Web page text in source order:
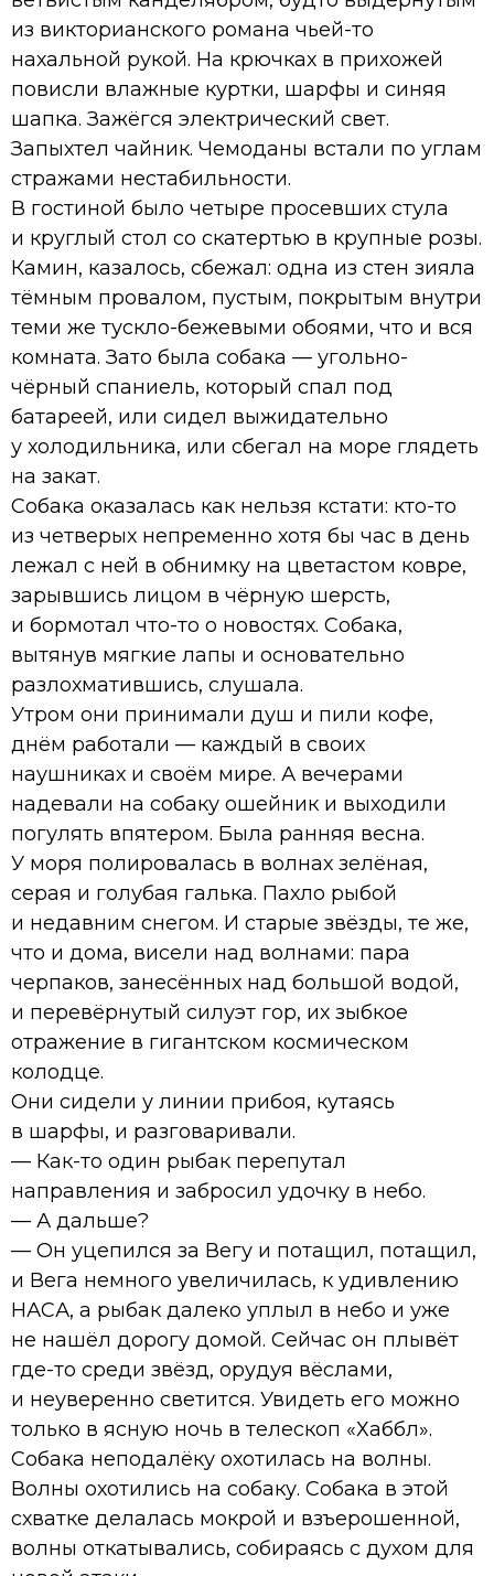
из викторианского романа чьей-то
нахальной рукой. На крючках в прихожей
повисли влажные куртки, шарфы и синяя
шапка. Зажёгся электрический свет.
Запыхтел чайник. Чемоданы встали по углам
стражами нестабильности.
В гостиной было четыре просевших стула
и круглый стол со скатертью в крупные розы.
Камин, казалось, сбежал: одна из стен зияла
тёмным провалом, пустым, покрытым внутри
теми же тускло-бежевыми обоями, что и вся
комната. Зато была собака — угольно-
чёрный спаниель, который спал под
батареей, или сидел выжидательно
у холодильника, или сбегал на море глядеть
на закат.
Собака оказалась как нельзя кстати: кто-то
из четверых непременно хотя бы час в день
лежал с ней в обнимку на цветастом ковре,
зарывшись лицом в чёрную шерсть,
и бормотал что-то о новостях. Собака,
вытянув мягкие лапы и основательно
разлохматившись, слушала.
Утром они принимали душ и пили кофе,
днём работали — каждый в своих
наушниках и своём мире. А вечерами
надевали на собаку ошейник и выходили
погулять впятером. Была ранняя весна.
У моря полировалась в волнах зелёная,
серая и голубая галька. Пахло рыбой
и недавним снегом. И старые звёзды, те же,
что и дома, висели над волнами: пара
черпаков, занесённых над большой водой,
и перевёрнутый силуэт гор, их зыбкое
отражение в гигантском космическом
колодце.
Они сидели у линии прибоя, кутаясь
в шарфы, и разговаривали.
— Как-то один рыбак перепутал
направления и забросил удочку в небо.
— А дальше?
— Он уцепился за Вегу и потащил, потащил,
и Вега немного увеличилась, к удивлению
НАСА, а рыбак далеко уплыл в небо и уже
не нашёл дорогу домой. Сейчас он плывёт
где-то среди звёзд, орудуя вёслами,
и неуверенно светится. Увидеть его можно
только в ясную ночь в телескоп «Хаббл».
Собака неподалёку охотилась на волны.
Волны охотились на собаку. Собака в этой
схватке делалась мокрой и взъерошенной,
волны откатывались, собираясь с духом для